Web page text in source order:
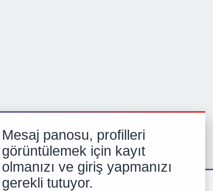
Mesaj panosu, profilleri
görüntülemek için kayıt
olmanızı ve giriş yapmanızı
gerekli tutuyor.